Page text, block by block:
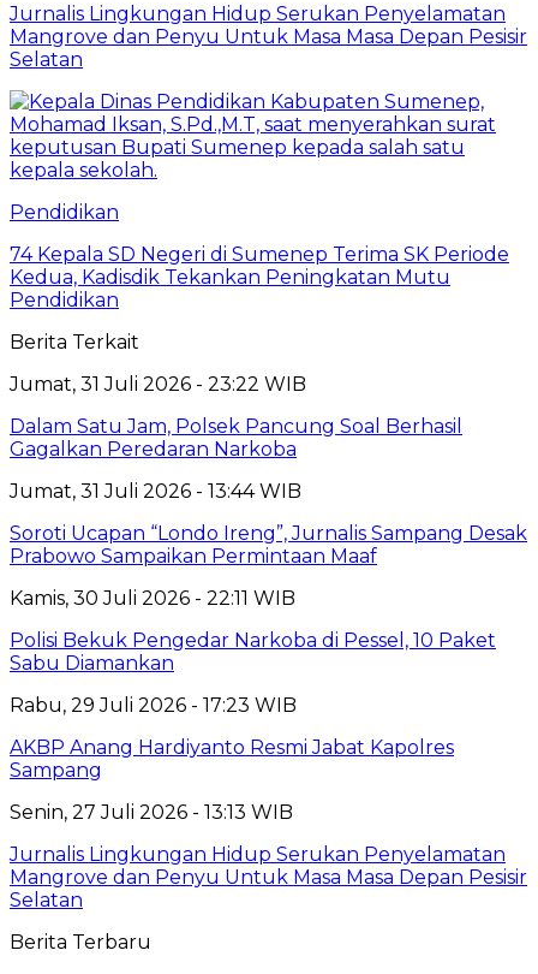
Jurnalis Lingkungan Hidup Serukan Penyelamatan
Mangrove dan Penyu Untuk Masa Masa Depan Pesisir
Selatan
Pendidikan
74 Kepala SD Negeri di Sumenep Terima SK Periode
Kedua, Kadisdik Tekankan Peningkatan Mutu
Pendidikan
Berita Terkait
Jumat, 31 Juli 2026 - 23:22 WIB
Dalam Satu Jam, Polsek Pancung Soal Berhasil
Gagalkan Peredaran Narkoba
Jumat, 31 Juli 2026 - 13:44 WIB
Soroti Ucapan “Londo Ireng”, Jurnalis Sampang Desak
Prabowo Sampaikan Permintaan Maaf
Kamis, 30 Juli 2026 - 22:11 WIB
Polisi Bekuk Pengedar Narkoba di Pessel, 10 Paket
Sabu Diamankan
Rabu, 29 Juli 2026 - 17:23 WIB
AKBP Anang Hardiyanto Resmi Jabat Kapolres
Sampang
Senin, 27 Juli 2026 - 13:13 WIB
Jurnalis Lingkungan Hidup Serukan Penyelamatan
Mangrove dan Penyu Untuk Masa Masa Depan Pesisir
Selatan
Berita Terbaru